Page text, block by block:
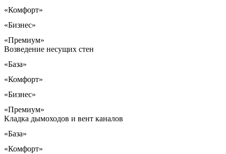
«Комфорт»
«Бизнес»
«Премиум»
Возведение несущих стен
«База»
«Комфорт»
«Бизнес»
«Премиум»
Кладка дымоходов и вент каналов
«База»
«Комфорт»